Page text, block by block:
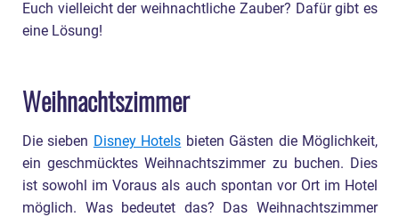
Euch vielleicht der weihnachtliche Zauber? Dafür gibt es
eine Lösung!
Weihnachtszimmer
Die sieben Disney Hotels bieten Gästen die Möglichkeit,
ein geschmücktes Weihnachtszimmer zu buchen. Dies
ist sowohl im Voraus als auch spontan vor Ort im Hotel
möglich. Was bedeutet das? Das Weihnachtszimmer